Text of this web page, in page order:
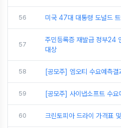
56 미국 47대 대통령 도널드
57
주민등록증 재발급 정부24
대상
58 [공모주] 엠오티 수요예측결
59 [공모주] 사이냅소프트 수
60 크린토피아 드라이 가격표